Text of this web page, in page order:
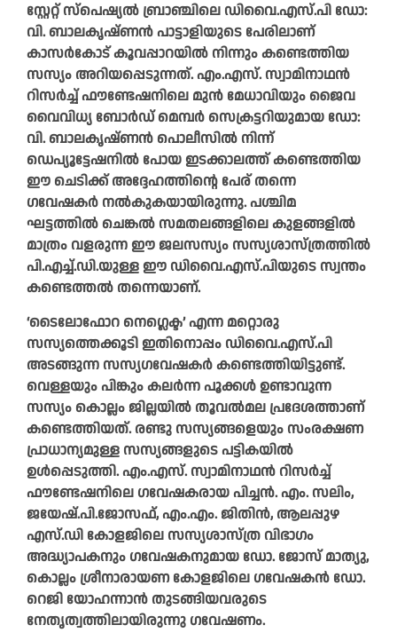
സ്റ്റേറ്റ് സ്പെഷ്യൽ ബ്രാഞ്ചിലെ ഡിവൈ.എസ്.പി ഡോ:
വി. ബാലകൃഷ്ണൻ പാട്ടാളിയുടെ പേരിലാണ്
കാസർകോട് കൂവപ്പാറയിൽ നിന്നും കണ്ടെത്തിയ
സസ്യം അറിയപ്പെടുന്നത്. എം.എസ്. സ്വാമിനാഥൻ
റിസർച്ച് ഫൗണ്ടേഷനിലെ മുൻ മേധാവിയും ജൈവ
വൈവിധ്യ ബോർഡ് മെമ്പർ സെക്രട്ടറിയുമായ ഡോ:
വി. ബാലകൃഷ്ണൻ പൊലീസിൽ നിന്ന്
ഡെപ്യൂട്ടേഷനിൽ പോയ ഇടക്കാലത്ത് കണ്ടെത്തിയ
ഈ ചെടിക്ക് അദ്ദേഹത്തിന്റെ പേര് തന്നെ
ഗവേഷകർ നൽകുകയായിരുന്നു. പശ്ചിമ
ഘട്ടത്തിൽ ചെങ്കൽ സമതലങ്ങളിലെ കുളങ്ങളിൽ
മാത്രം വളരുന്ന ഈ ജലസസ്യം സസ്യശാസ്ത്രത്തിൽ
പി.എച്ച്.ഡി.യുള്ള ഈ ഡിവൈ.എസ്.പിയുടെ സ്വന്തം
കണ്ടെത്തൽ തന്നെയാണ്.
‘ടൈലോഫോറ നെഗ്ലെക്ട’ എന്ന മറ്റൊരു
സസ്യത്തെക്കൂടി ഇതിനൊപ്പം ഡിവൈ.എസ്.പി
അടങ്ങുന്ന സസ്യഗവേഷകർ കണ്ടെത്തിയിട്ടുണ്ട്.
വെള്ളയും പിങ്കും കലർന്ന പൂക്കൾ ഉണ്ടാവുന്ന
സസ്യം കൊല്ലം ജില്ലയിൽ തൂവൽമല പ്രദേശത്താണ്
കണ്ടെത്തിയത്. രണ്ടു സസ്യങ്ങളെയും സംരക്ഷണ
പ്രാധാന്യമുള്ള സസ്യങ്ങളുടെ പട്ടികയിൽ
ഉൾപ്പെടുത്തി. എം.എസ്. സ്വാമിനാഥൻ റിസർച്ച്
ഫൗണ്ടേഷനിലെ ഗവേഷകരായ പിച്ചൻ. എം. സലിം,
ജയേഷ്.പി.ജോസഫ്, എം.എം. ജിതിൻ, ആലപ്പുഴ
എസ്.ഡി കോളജിലെ സസ്യശാസ്ത്ര വിഭാഗം
അദ്ധ്യാപകനും ഗവേഷകനുമായ ഡോ. ജോസ് മാത്യു,
കൊല്ലം ശ്രീനാരായണ കോളജിലെ ഗവേഷകൻ ഡോ.
റെജി യോഹന്നാൻ തുടങ്ങിയവരുടെ
നേതൃത്വത്തിലായിരുന്നു ഗവേഷണം.